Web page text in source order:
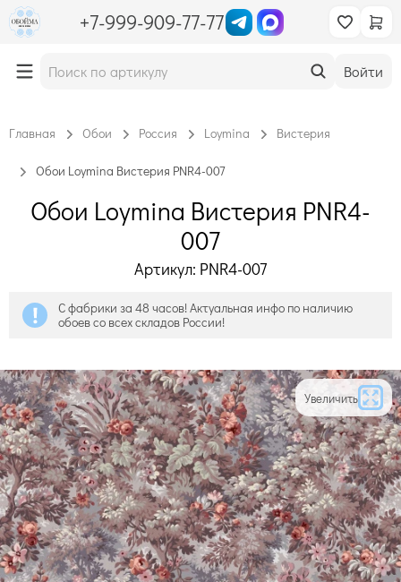
+7-999-909-77-77
Войти
Главная Обои Россия Loymina Вистерия
Обои Loymina Вистерия PNR4-007
Обои Loymina Вистерия PNR4-
007
Артикул: PNR4-007
С фабрики за 48 часов! Актуальная инфо по наличию
обоев со всех складов России!
Увеличить